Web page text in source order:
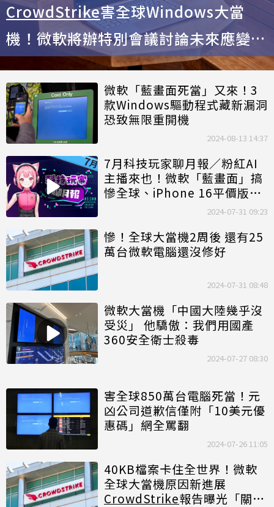
CrowdStrike害全球Windows大當
機！微軟將辦特別會議討論未來應變做
法
微軟「藍畫面死當」又來！3
款Windows驅動程式藏新漏洞
恐致無限重開機
2024-08-13 14:37
7月科技玩家聊月報／粉紅AI
主播來也！微軟「藍畫面」搞
慘全球、iPhone 16平價版必
2024-07-31 09:23
慘！全球大當機2周後 還有25
萬台微軟電腦還沒修好
2024-07-31 08:48
微軟大當機「中國大陸幾乎沒
受災」 他驕傲：我們用國產
360安全衛士殺毒
2024-07-27 08:30
害全球850萬台電腦死當！元
凶公司道歉信僅附「10美元優
惠碼」網全罵翻
2024-07-26 11:05
40KB檔案卡住全世界！微軟
全球大當機原因新進展
CrowdStrike報告曝光「關鍵